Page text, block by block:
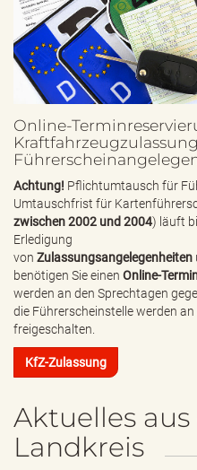
Online-
Achtung! Pflichtumtausch für
Umtauschfrist für
zwischen 2002 und 2004) läuft
Erledigung
von Zulassungsangelegenheiten
benötigen Sie einen Online-
werden an den Sprechtagen
die Führerscheinstelle werden
freigeschalten.
KfZ-Zulassung
Aktuelles
Landkreis